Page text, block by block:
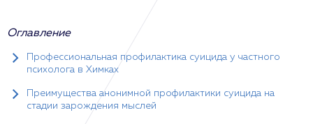
Оглавление
Профессиональная профилактика суицида у частного
психолога в Химках
Преимущества анонимной профилактики суицида на
стадии зарождения мыслей